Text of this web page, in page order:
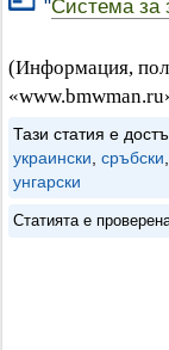
"Система за
(Информация,
Тази статия е
украински сръбски
унгарски
Статията е